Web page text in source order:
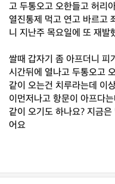
고 두통오고 오한들고 허리
열진통제 먹고 연고 바르고
니 지난주 목요일에 또 재발
쌀때 갑자기 좀 아프더니
시간뒤에 열나고 두통오고
같이 오는건 치루라는데 이
이먼저나고 항문이 아프다
같이 오기도 하나요? 지금
어요